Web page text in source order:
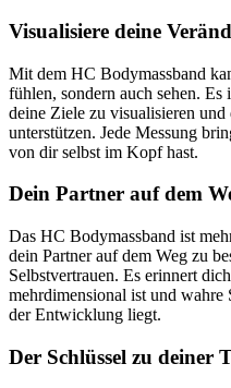
Visualisiere deine
Mit dem HC Bodymassband
fühlen, sondern auch sehen.
deine Ziele zu visualisieren
unterstützen. Jede Messung
von dir selbst im Kopf hast.
Dein Partner auf dem
Das HC Bodymassband ist
dein Partner auf dem Weg zu
Selbstvertrauen. Es erinnert
mehrdimensional ist und wahre
der Entwicklung liegt.
Der Schlüssel zu deiner